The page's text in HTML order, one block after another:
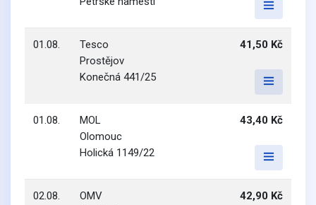
01.08.
Tesco
Prostějov
Konečná 441/25
41,50 Kč
01.08.
MOL
Olomouc
Holická 1149/22
43,40 Kč
02.08.
OMV
42,90 Kč